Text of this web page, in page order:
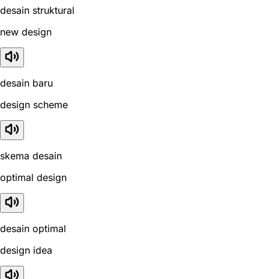
desain struktural
new design
desain baru
design scheme
skema desain
optimal design
desain optimal
design idea